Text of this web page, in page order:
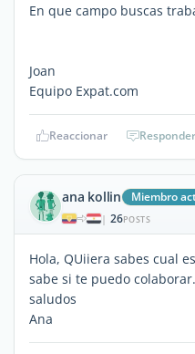
En que campo buscas
Joan
Equipo Expat.com
Reaccionar Responder
ana kollin Miembro
| 26POSTS
Hola, QUiiera sabes cual
sabe si te puedo colaborar.
saludos
Ana